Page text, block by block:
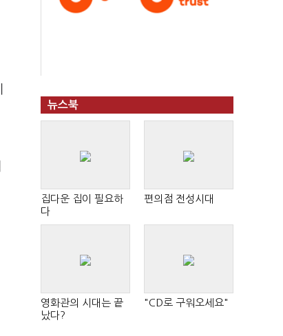
뉴스북
집다운 집이 필요하
다
편의점 전성시대
영화관의 시대는 끝
났다?
"CD로 구워오세요"